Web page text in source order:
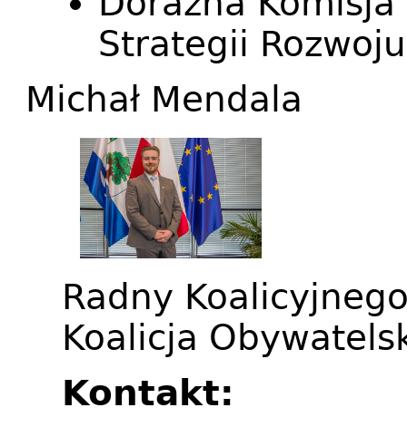
Strategii
Michał Mendala
Radny
Koalicja
Kontakt: